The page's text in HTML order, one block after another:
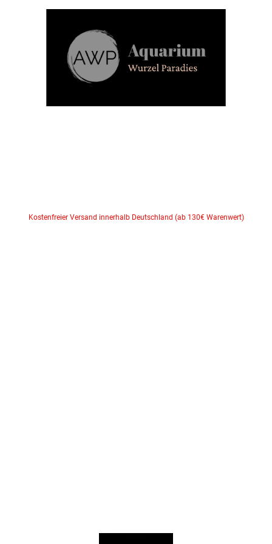
Kostenfreier Versand innerhalb Deutschland (ab 130€ Warenwert)